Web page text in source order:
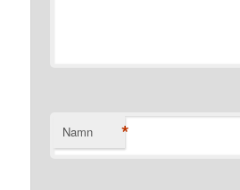
Namn *